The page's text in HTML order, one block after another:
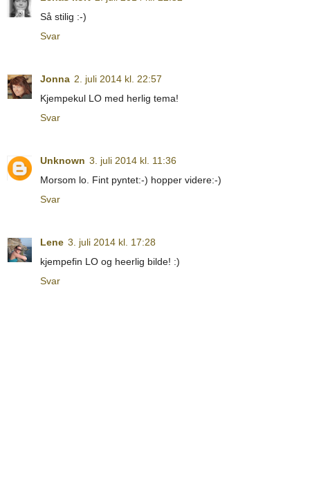
Så stilig :-)
Svar
Jonna 2. juli 2014 kl. 22:57
Kjempekul LO med herlig tema!
Svar
Unknown 3. juli 2014 kl. 11:36
Morsom lo. Fint pyntet:-) hopper videre:-)
Svar
Lene 3. juli 2014 kl. 17:28
kjempefin LO og heerlig bilde! :)
Svar